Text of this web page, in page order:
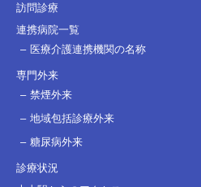
訪問診療
連携病院一覧
医療介護連携機関の名称
専門外来
禁煙外来
地域包括診療外来
糖尿病外来
診療状況